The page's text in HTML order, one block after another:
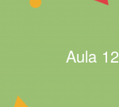
Aula 12